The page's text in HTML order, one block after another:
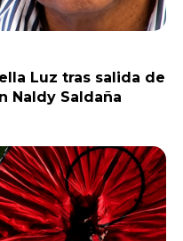
Luz tras salida de
Naldy Saldaña